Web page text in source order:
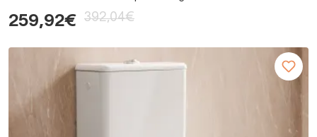
259,92€ 392,04€